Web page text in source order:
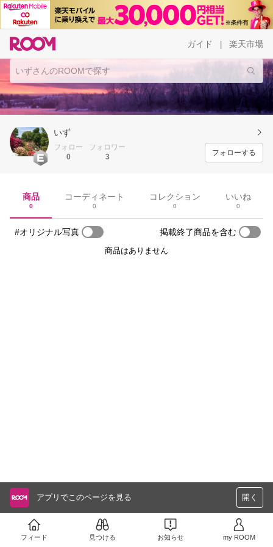
ガイド 楽天市場
いず
フォロー
0
フォロワー
3
フォローする
商品
0
コーディネート
0
コレクション
0
いいね
0
#オリジナル写真 掲載終了商品を含む
商品はありません
アプリでこのページを見る 開く
フィード 見つける お知らせ my ROOM